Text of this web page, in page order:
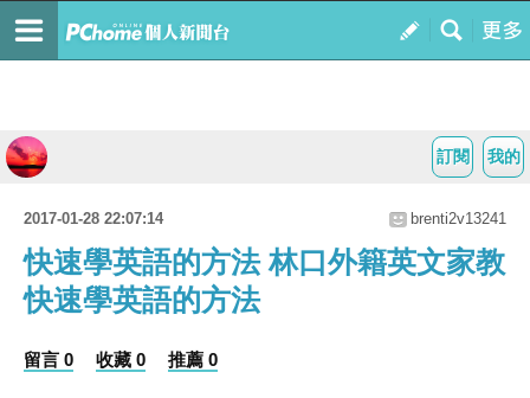
我的
訂閱
2017-01-28 22:07:14 brenti2v13241
快速學英語的方法 林口外籍英文家教
快速學英語的方法
留言 0 收藏 0 推薦 0